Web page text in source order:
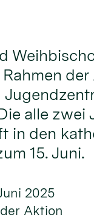
alle zwei
in den
15. Juni.
2025
Aktion